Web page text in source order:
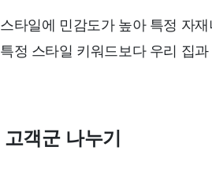
스타일에 민감도가 높아 특정 자
특정 스타일 키워드보다 우리 집
고객군 나누기